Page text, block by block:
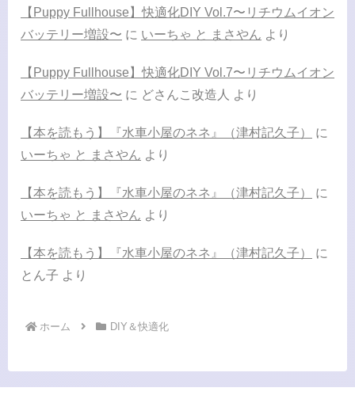
【Puppy Fullhouse】快適化DIY Vol.7〜リチウムイオン
バッテリー増設〜 に いーちゃ と まさやん より
【Puppy Fullhouse】快適化DIY Vol.7〜リチウムイオン
バッテリー増設〜 に どさんこ改造人 より
【本を読もう】『水車小屋のネネ』（津村記久子）
に
いーちゃ と まさやん より
【本を読もう】『水車小屋のネネ』（津村記久子）
に
いーちゃ と まさやん より
【本を読もう】『水車小屋のネネ』（津村記久子）
に
とん子 より
ホーム DIY＆快適化